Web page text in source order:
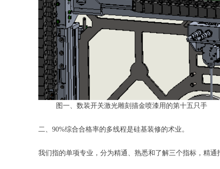
图一、数装开关激光雕刻描金喷漆用的第十五只手
二、90%综合合格率的多线程是硅基装修的术业。
我们指的单项专业 ， 分为精通、熟悉和了解三个指标 ， 精通